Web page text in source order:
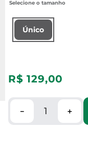
Único
R$ 129,00
＋
－